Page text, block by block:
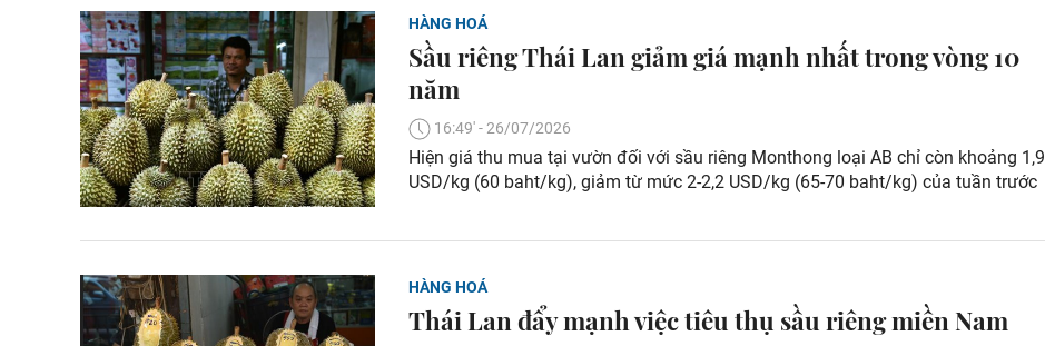
HÀNG HOÁ
Sầu riêng Thái Lan giảm giá mạnh nhất trong vòng 10
năm
16:49' - 26/07/2026
Hiện giá thu mua tại vườn đối với sầu riêng Monthong loại AB chỉ còn khoảng 1,9
USD/kg (60 baht/kg), giảm từ mức 2-2,2 USD/kg (65-70 baht/kg) của tuần trước
HÀNG HOÁ
Thái Lan đẩy mạnh việc tiêu thụ sầu riêng miền Nam